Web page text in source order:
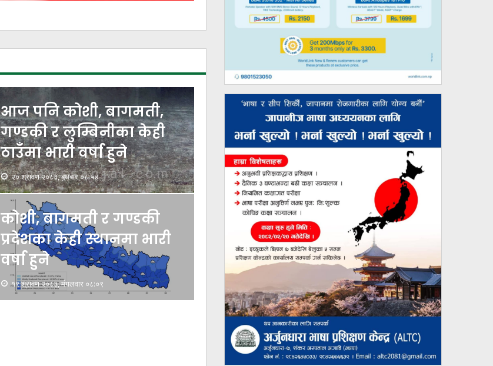
आज पनि कोशी, बागमती,
गण्डकी र लुम्बिनीका केही
ठाउँमा भारी वर्षा हुने
२० श्रावण २०८३, बुधबार ०८:५४
कोशी, बागमती र गण्डकी
प्रदेशका केही स्थानमा भारी
वर्षा हुने
१९ श्रावण २०८३, मंगलवार ०८:०९